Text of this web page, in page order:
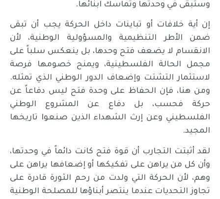
وستبقى في وحدتها وتماسك ابنائها.
إن أية خلافات أو تباينات داخل الحركة يجب أن تبقى
ضمن الأطر التنظيمية والمسؤولية الوطنية، لأن
الانقسام لا يضعف فتح وحدها، بل ينعكس سلباً على
مجمل الحالة الفلسطينية، ويمنح خصومها فرصة
لاستثمار التشتت وإضعاف الدور الوطني الذي تمثله.
ومن هنا، فإن الحفاظ على وحدة فتح ليس دفاعاً عن
حركة فحسب، بل دفاع عن المشروع الوطني
الفلسطيني وعن إرث الشهداء الذين صنعوا تاريخها
المجيد.
لقد أثبتت التجارب أن قوة فتح كانت دائماً في وحدتها،
وأن كل من يراهن على تفكيكها أو إضعافها يراهن على
وهم، لأن الحركة التي ولدت من رحم الثورة قادرة على
تجاوز التحديات عندما ينتصر أبناؤها للمصلحة الوطنية